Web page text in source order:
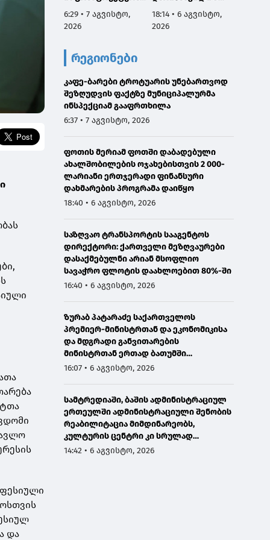
და
ა და საქმიანობას
გაეცნო
6:29 • 7 აგვისტო,
2026
აგვისტოს
ნამდვილად
გამოკვლევაზე
18:14 • 6 აგვისტო,
2026
რეგიონები
კაფე-ბარები ტროტუარის უნებართვოდ
შეზღუდვის ფაქტზე მუნიციპალურმა
ინსპექციამ გააფრთხილა
6:37 • 7 აგვისტო, 2026
ფოთის მერიამ ფოთში დაბადებული
ახალშობილების ოჯახებისთვის 2 000-
ლარიანი ერთჯერადი ფინანსური
დახმარების პროგრამა დაიწყო
18:40 • 6 აგვისტო, 2026
საზღვაო ტრანსპორტის სააგენტოს
დირექტორი: ქართველი მეზღვაურები
დასაქმებულნი არიან მსოფლიო
სავაჭრო ფლოტის დაახლოებით 80%-ში
16:40 • 6 აგვისტო, 2026
ზურაბ პატარაძე საქართველოს
პრემიერ-მინისტრთან და ეკონომიკისა
და მდგრადი განვითარების
მინისტრთან ერთად ბათუმში
მნიშვნელოვან ინფრასტრუქტურულ
16:07 • 6 აგვისტო, 2026
სამტრედიაში, ბაშის ადმინისტრაციულ
ერთეულში ადმინისტრაციული შენობის
რეაბილიტაცია მიმდინარეობს,
კულტურის ცენტრი კი სრულად
განახლდა
14:42 • 6 აგვისტო, 2026